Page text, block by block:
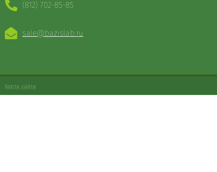
(812) 702-85-85
sale@bazislab.ru
Карта сайта